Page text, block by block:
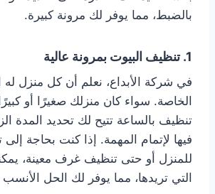
بالضبط، مما يوفر لك مرونة كبيرة.
1. تنظيف البيوت بمرونة عالية
في شركة الأبداع، نعلم أن كل منزل له
الخاصة. سواء كان منزلك صغيرًا أو
تنظيف بالساعة تتيح لك تحديد المدة
فيها لإتمام المهمة. إذا كنت بحاجة
للمنزل أو حتى تنظيف غرف معينة،
التي تريدها، مما يوفر لك الحل